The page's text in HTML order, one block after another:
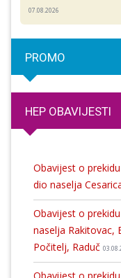
07.08.2026
PROMO
HEP OBAVIJESTI
Obavijest o
dio naselja
Obavijest o
naselja Rakitovac,
Počitelj, Raduč